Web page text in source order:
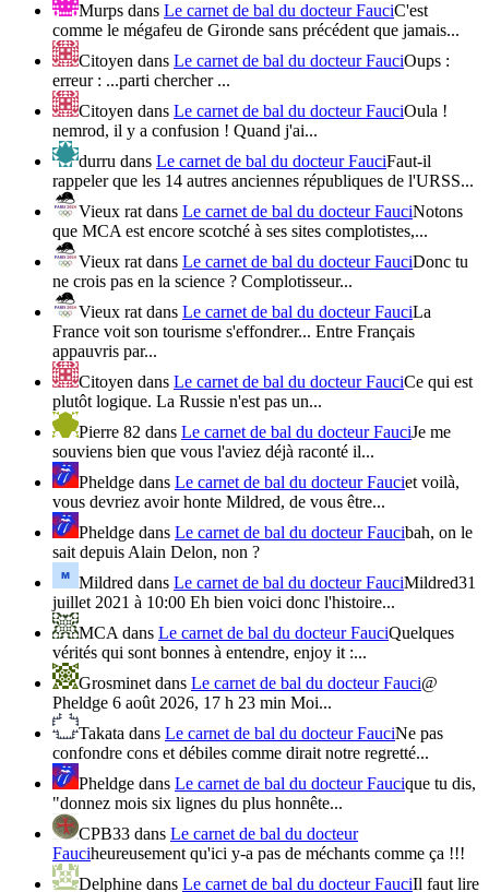
Murps dans Le carnet de bal du docteur FauciC'est
comme le mégafeu de Gironde sans précédent que jamais...
Citoyen dans Le carnet de bal du docteur FauciOups :
erreur : ...parti chercher ...
Citoyen dans Le carnet de bal du docteur FauciOula !
nemrod, il y a confusion ! Quand j'ai...
durru dans Le carnet de bal du docteur FauciFaut-il
rappeler que les 14 autres anciennes républiques de l'URSS...
Vieux ratdans Le carnet de bal du docteur FauciNotons
que MCA est encore scotché à ses sites complotistes,...
Vieux ratdans Le carnet de bal du docteur FauciDonc tu
ne crois pas en la science ? Complotisseur...
Vieux ratdans Le carnet de bal du docteur FauciLa
France voit son tourisme s'effondrer... Entre Français
appauvris par...
Citoyen dans Le carnet de bal du docteur FauciCe qui est
plutôt logique. La Russie n'est pas un...
Pierre 82 dans Le carnet de bal du docteur FauciJe me
souviens bien que vous l'aviez déjà raconté il...
Pheldge dans Le carnet de bal du docteur Fauciet voilà,
vous devriez avoir honte Mildred, de vous être...
Pheldge dans Le carnet de bal du docteur Faucibah, on le
sait depuis Alain Delon, non ?
Mildred dans Le carnet de bal du docteur FauciMildred31
juillet 2021 à 10:00 Eh bien voici donc l'histoire...
MCAdans Le carnet de bal du docteur FauciQuelques
vérités qui sont bonnes à entendre, enjoy it :...
Grosminetdans Le carnet de bal du docteur Fauci@
Pheldge 6 août 2026, 17 h 23 min Moi...
Takata dans Le carnet de bal du docteur FauciNe pas
confondre cons et débiles comme dirait notre regretté...
Pheldge dans Le carnet de bal du docteur Faucique tu dis,
"donnez mois six lignes du plus honnête...
CPB33 dans Le carnet de bal du docteur
Fauciheureusement qu'ici y-a pas de méchants comme ça !!!
Delphine dans Le carnet de bal du docteur FauciIl faut lire